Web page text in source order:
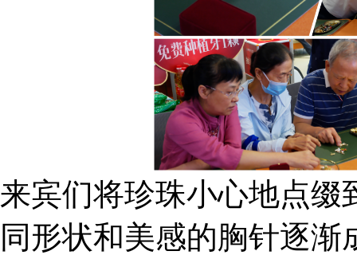
来宾们将珍珠小心地点缀
同形状和美感的胸针逐